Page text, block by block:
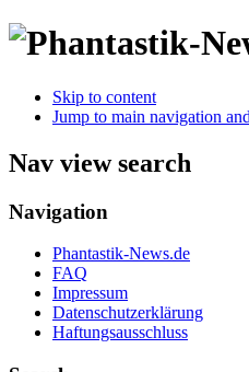
Skip to content
Jump to main navigation
Nav view search
Navigation
Phantastik-News.de
FAQ
Impressum
Datenschutzerklärung
Haftungsausschluss